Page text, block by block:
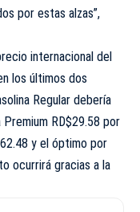
por estas alzas”,
internacional del
los últimos dos
Regular debería
RD$29.58 por
y el óptimo por
ocurrirá gracias a la